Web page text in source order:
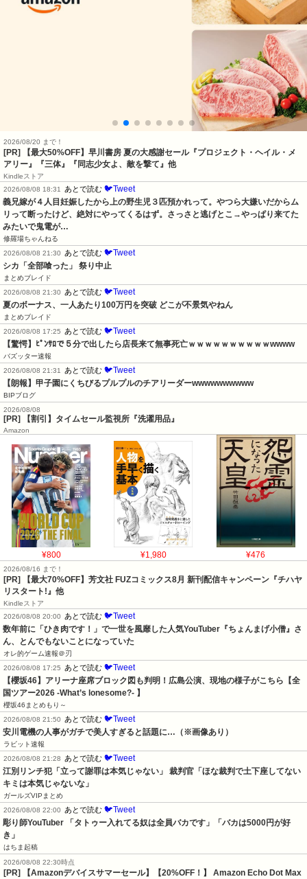
2026/08/20 まで！
[PR]
【最大50%OFF】早川書房 夏の大感謝セール『プロジェクト・ヘイル・メ
アリー』『三体』『同志少女よ、敵を撃て』他
Kindleストア
2026/08/08 18:31
あとで読む 🐦Tweet
義兄嫁が４人目妊娠したから上の野生児３匹預かれって。やつら大嫌いだからム
リって断ったけど、絶対にやってくるはず。さっさと逃げとこ→やっぱり来てた
みたいで鬼電が…
修羅場ちゃんねる
2026/08/08 21:30
あとで読む 🐦Tweet
シカ「全部喰った」 祭り中止
まとめブレイド
2026/08/08 21:30
あとで読む 🐦Tweet
夏のボーナス、一人あたり100万円を突破 どこが不景気やねん
まとめブレイド
2026/08/08 17:25
あとで読む 🐦Tweet
【驚愕】ﾋﾟﾝｻﾛで５分で出したら店長来て無事死亡ｗｗｗｗｗｗｗｗｗｗwwww
バズッター速報
2026/08/08 21:31
あとで読む 🐦Tweet
【朗報】甲子園にくちびるプルプルのチアリーダーwwwwwwwwww
BIPブログ
2026/08/08
[PR] 【割引】タイムセール監視所『洗濯用品』
Amazon
¥800 ¥1,980 ¥476
2026/08/16 まで！
[PR] 【最大70%OFF】芳文社 FUZコミックス8月 新刊配信キャンペーン『チハヤ
リスタート!』他
Kindleストア
2026/08/08 20:00 あとで読む 🐦Tweet
数年前に「ひき肉です！」で一世を風靡した人気YouTuber『ちょんまげ小僧』さ
ん、とんでもないことになっていた
オレ的ゲーム速報＠刃
2026/08/08 17:25 あとで読む 🐦Tweet
【櫻坂46】アリーナ座席ブロック図も判明！広島公演、現地の様子がこちら【全
国ツアー2026 -What’s lonesome?- 】
櫻坂46まとめもり～
2026/08/08 21:50 あとで読む 🐦Tweet
安川電機の人事がガチで美人すぎると話題に…（※画像あり）
ラビット速報
2026/08/08 21:28 あとで読む 🐦Tweet
江別リンチ犯「立って謝罪は本気じゃない」 裁判官「ほな裁判で土下座してない
キミは本気じゃないな」
ガールズVIPまとめ
2026/08/08 22:00 あとで読む 🐦Tweet
彫り師YouTuber 「タトゥー入れてる奴は全員バカです」「バカは5000円が好
き」
はちま起稿
2026/08/08 22:30時点
[PR] 【Amazonデバイスサマーセール】【20%OFF！】 Amazon Echo Dot Max